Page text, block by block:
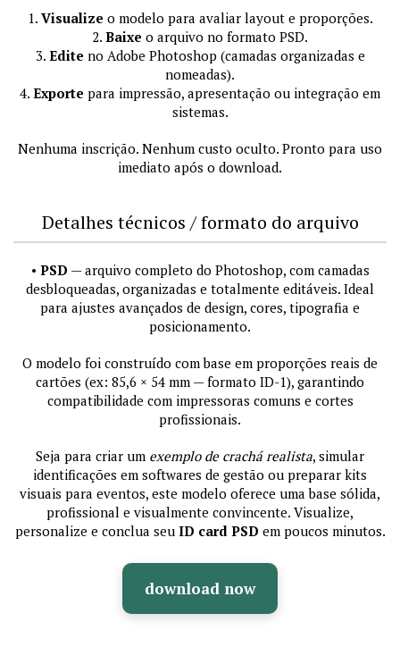
1. Visualize o modelo para avaliar layout e proporções.
2. Baixe o arquivo no formato PSD.
3. Edite no Adobe Photoshop (camadas organizadas e
nomeadas).
4. Exporte para impressão, apresentação ou integração em
sistemas.
Nenhuma inscrição. Nenhum custo oculto. Pronto para uso
imediato após o download.
Detalhes técnicos / formato do arquivo
• PSD — arquivo completo do Photoshop, com camadas
desbloqueadas, organizadas e totalmente editáveis. Ideal
para ajustes avançados de design, cores, tipografia e
posicionamento.
O modelo foi construído com base em proporções reais de
cartões (ex: 85,6 × 54 mm — formato ID-1), garantindo
compatibilidade com impressoras comuns e cortes
profissionais.
Seja para criar um exemplo de crachá realista, simular
identificações em softwares de gestão ou preparar kits
visuais para eventos, este modelo oferece uma base sólida,
profissional e visualmente convincente. Visualize,
personalize e conclua seu ID card PSD em poucos minutos.
download now